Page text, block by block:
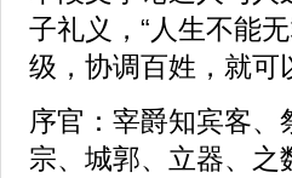
子礼义，“人生不能
级，协调百姓，就可
序官：宰爵知宾客
宗、城郭、立器、